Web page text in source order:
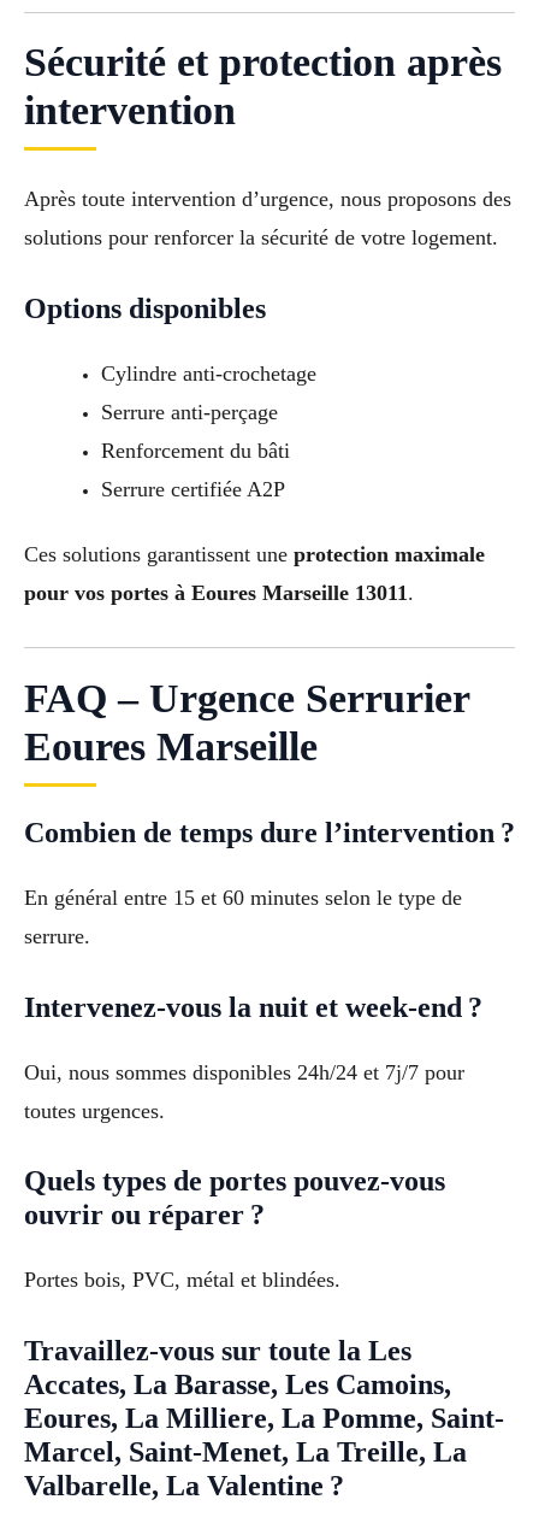
Sécurité et protection après
intervention
Après toute intervention d’urgence, nous proposons des
solutions pour renforcer la sécurité de votre logement.
Options disponibles
Cylindre anti-crochetage
Serrure anti-perçage
Renforcement du bâti
Serrure certifiée A2P
Ces solutions garantissent une protection maximale
pour vos portes à Eoures Marseille 13011.
FAQ – Urgence Serrurier
Eoures Marseille
Combien de temps dure l’intervention ?
En général entre 15 et 60 minutes selon le type de
serrure.
Intervenez-vous la nuit et week-end ?
Oui, nous sommes disponibles 24h/24 et 7j/7 pour
toutes urgences.
Quels types de portes pouvez-vous
ouvrir ou réparer ?
Portes bois, PVC, métal et blindées.
Travaillez-vous sur toute la Les
Accates, La Barasse, Les Camoins,
Eoures, La Milliere, La Pomme, Saint-
Marcel, Saint-Menet, La Treille, La
Valbarelle, La Valentine ?